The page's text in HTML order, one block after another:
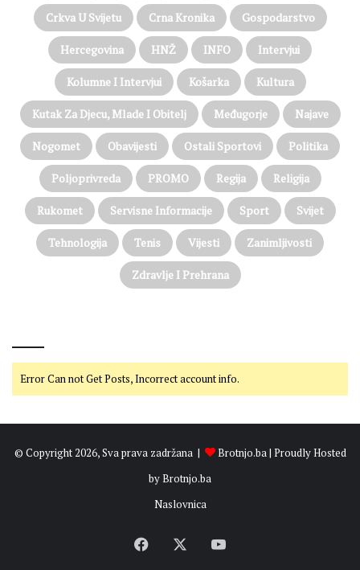
Crkva U Svijetu Crna Kronika Gospodarstvo
Hercegovina HNŽ INFO Intervjui
Kolumne I Intervjui Košarka Kultura
Kutak Za Djecu, Mlade I Obitelj Međugorje Najave
Nogomet Obavijesti Ostali Sportovi Politika
Poljoprivreda PROMO Regija Religija
Rukomet Servisne Informacije Sport Svijet
Tehnologija Tenis Vijesti Zanimljivosti
Zdravlje I Prehrana
Error Can not Get Posts, Incorrect account info.
© Copyright 2026, Sva prava zadržana | Brotnjo.ba| Proudly Hosted
byBrotnjo.ba
Naslovnica
Facebook YouTube